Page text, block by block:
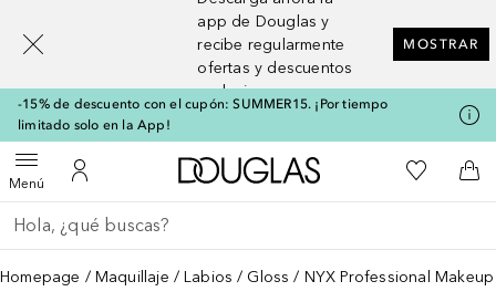
app de Douglas y
recibe regularmente
ofertas y descuentos
exclusivos
MOSTRAR
-15% de descuento con el cupón: SUMMER15. ¡Por tiempo
limitado solo en la App!
MenúAbrir menúMi cuenta
A Douglas HomeMi lista de
A
Regresar
Ejecutar búsqueda
Homepage Maquillaje Labios Gloss NYX Professional
[navigation.slideout.screenreader]